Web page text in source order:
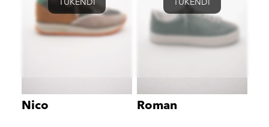
Nico
TÜKENDİ
Roman
TÜKENDİ